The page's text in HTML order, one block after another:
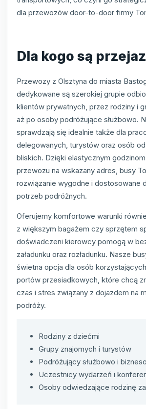
dla przewozów door-to-door firmy
Dla kogo są
Przewozy z Olsztyna do miasta
dedykowane są szerokiej grupie
klientów prywatnych, przez rodziny i
aż po osoby podróżujące służbowo.
sprawdzają się idealnie także dla
delegowanych, turystów oraz osób
bliskich. Dzięki elastycznym
przewozu na wskazany adres, busy
rozwiązanie wygodne i dostosowane
potrzeb podróżnych.
Oferujemy komfortowe warunki
z większym bagażem czy sprzętem
doświadczeni kierowcy pomogą w
załadunku oraz rozładunku. Nasze
świetna opcja dla osób
portów przesiadkowych, które chcą
czas i stres związany z dojazdem na
podróży.
Rodziny z dziećmi
Grupy znajomych i turystów
Podróżujący służbowo i
Uczestnicy wydarzeń i
Osoby odwiedzające rodzinę